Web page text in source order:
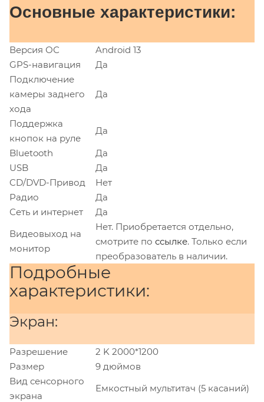
Основные характеристики:
Версия ОС
Android 13
GPS-навигация
Да
Подключение
камеры заднего
хода
Да
Поддержка
кнопок на руле
Да
Bluetooth
Да
USB
Да
CD/DVD-Привод
Нет
Радио
Да
Сеть и интернет
Да
Видеовыход на
монитор
Нет. Приобретается отдельно,
смотрите по ссылке. Только если
преобразователь в наличии.
Подробные
характеристики:
Экран:
Разрешение
2 K 2000*1200
Размер
9 дюймов
Вид сенсорного
экрана
Емкостный мультитач (5 касаний)